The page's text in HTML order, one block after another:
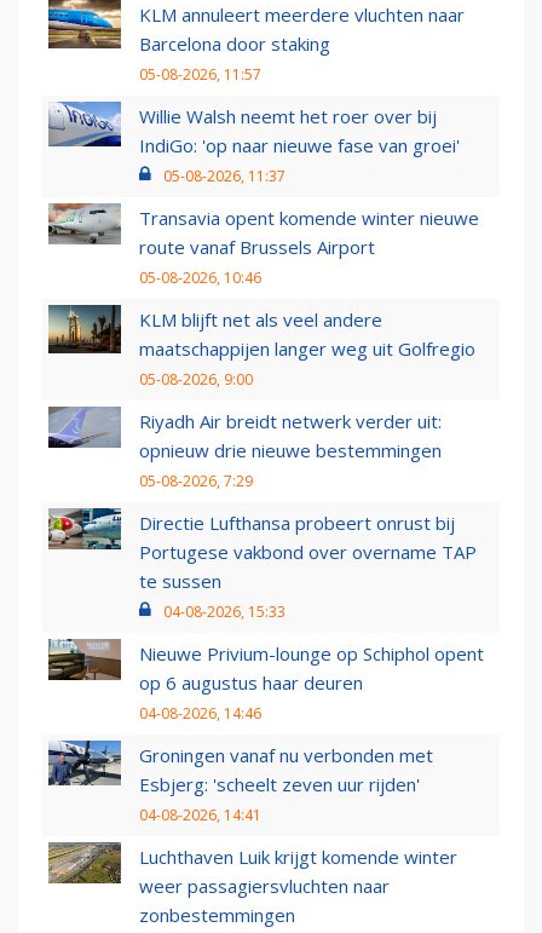
KLM annuleert meerdere vluchten naar
Barcelona door staking
05-08-2026, 11:57
Willie Walsh neemt het roer over bij
IndiGo: 'op naar nieuwe fase van groei'
05-08-2026, 11:37
Transavia opent komende winter nieuwe
route vanaf Brussels Airport
05-08-2026, 10:46
KLM blijft net als veel andere
maatschappijen langer weg uit Golfregio
05-08-2026, 9:00
Riyadh Air breidt netwerk verder uit:
opnieuw drie nieuwe bestemmingen
05-08-2026, 7:29
Directie Lufthansa probeert onrust bij
Portugese vakbond over overname TAP
te sussen
04-08-2026, 15:33
Nieuwe Privium-lounge op Schiphol opent
op 6 augustus haar deuren
04-08-2026, 14:46
Groningen vanaf nu verbonden met
Esbjerg: 'scheelt zeven uur rijden'
04-08-2026, 14:41
Luchthaven Luik krijgt komende winter
weer passagiersvluchten naar
zonbestemmingen